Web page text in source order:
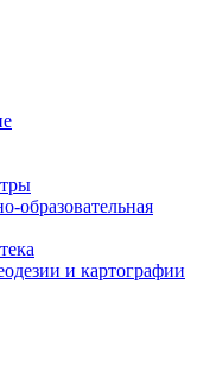
образовательная
и картографии